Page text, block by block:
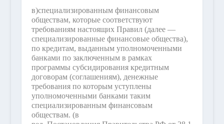
в)специализированным финансовым
обществам, которые соответствуют
требованиям настоящих Правил (далее —
специализированные финансовые общества),
по кредитам, выданным уполномоченными
банками по заключенным в рамках
программы субсидирования кредитным
договорам (соглашениям), денежные
требования по которым уступлены
уполномоченными банками таким
специализированным финансовым
обществам. (в